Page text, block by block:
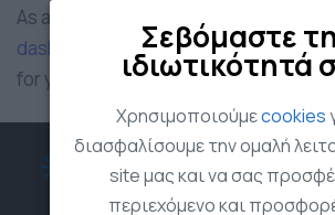
Σεβόμαστε
ιδιωτικότητά
Χρησιμοποιούμεcookies
διασφαλίσουμε την ομαλή
site μας και να σας
περιεχόμενο και
As a new WordPress user, you should
dashboard
to delete this page and
for your content. Have fun!